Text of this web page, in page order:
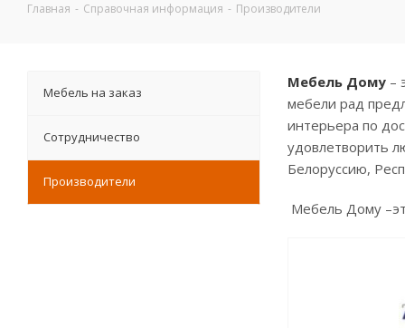
Главная - Справочная информация - Производители
Мебель Дому –
мебели рад
интерьера по
удовлетворить
Белоруссию,
Мебель Дому
Мебель на заказ
Сотрудничество
Производители